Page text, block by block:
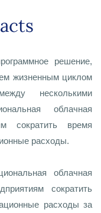
решение,
жизненным циклом
несколькими
облачная
сократить время
расходы.
облачная
сократить
расходы за